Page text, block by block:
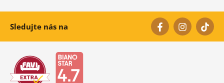
Sledujte nás na